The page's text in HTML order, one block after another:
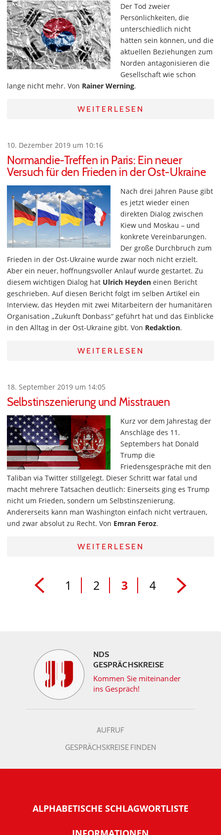
Der Tod zweier
Persönlichkeiten, die
unterschiedlich nicht
hätten sein können, und die
aktuellen Beziehungen zum
Norden antagonisieren die
Gesellschaft wie schon
lange nicht mehr. Von Rainer Werning.
WEITERLESEN
10. Dezember 2019 um 10:16
Normandie-Treffen in Paris: Ein neuer
Versuch für den Frieden in der Ost-Ukraine
Nach drei Jahren Pause gibt
es jetzt wieder einen
direkten Dialog zwischen
Kiew und Moskau – und
konkrete Vereinbarungen.
Der große Durchbruch zum
Frieden in der Ost-Ukraine wurde zwar noch nicht erzielt.
Aber ein neuer, hoffnungsvoller Anlauf wurde gestartet. Zu
diesem wichtigen Dialog hat Ulrich Heyden einen Bericht
geschrieben. Auf diesen Bericht folgt im selben Artikel ein
Interview, das Heyden mit zwei Mitarbeitern der humanitären
Organisation „Zukunft Donbass“ geführt hat und das Einblicke
in den Alltag in der Ost-Ukraine gibt. Von Redaktion.
WEITERLESEN
18. September 2019 um 14:05
Selbstinszenierung und Misstrauen
Kurz vor dem Jahrestag der
Anschläge des 11.
Septembers hat Donald
Trump die
Friedensgespräche mit den
Taliban via Twitter stillgelegt. Dieser Schritt war fatal und
macht mehrere Tatsachen deutlich: Einerseits ging es Trump
nicht um Frieden, sondern um Selbstinszenierung.
Andererseits kann man Washington einfach nicht vertrauen,
und zwar absolut zu Recht. Von Emran Feroz.
WEITERLESEN
1 2 3 4
NDS
GESPRÄCHSKREISE
Kommen Sie miteinander
ins Gespräch!
AUFRUF
GESPRÄCHSKREISE FINDEN
ALPHABETISCHE SCHLAGWORTLISTE